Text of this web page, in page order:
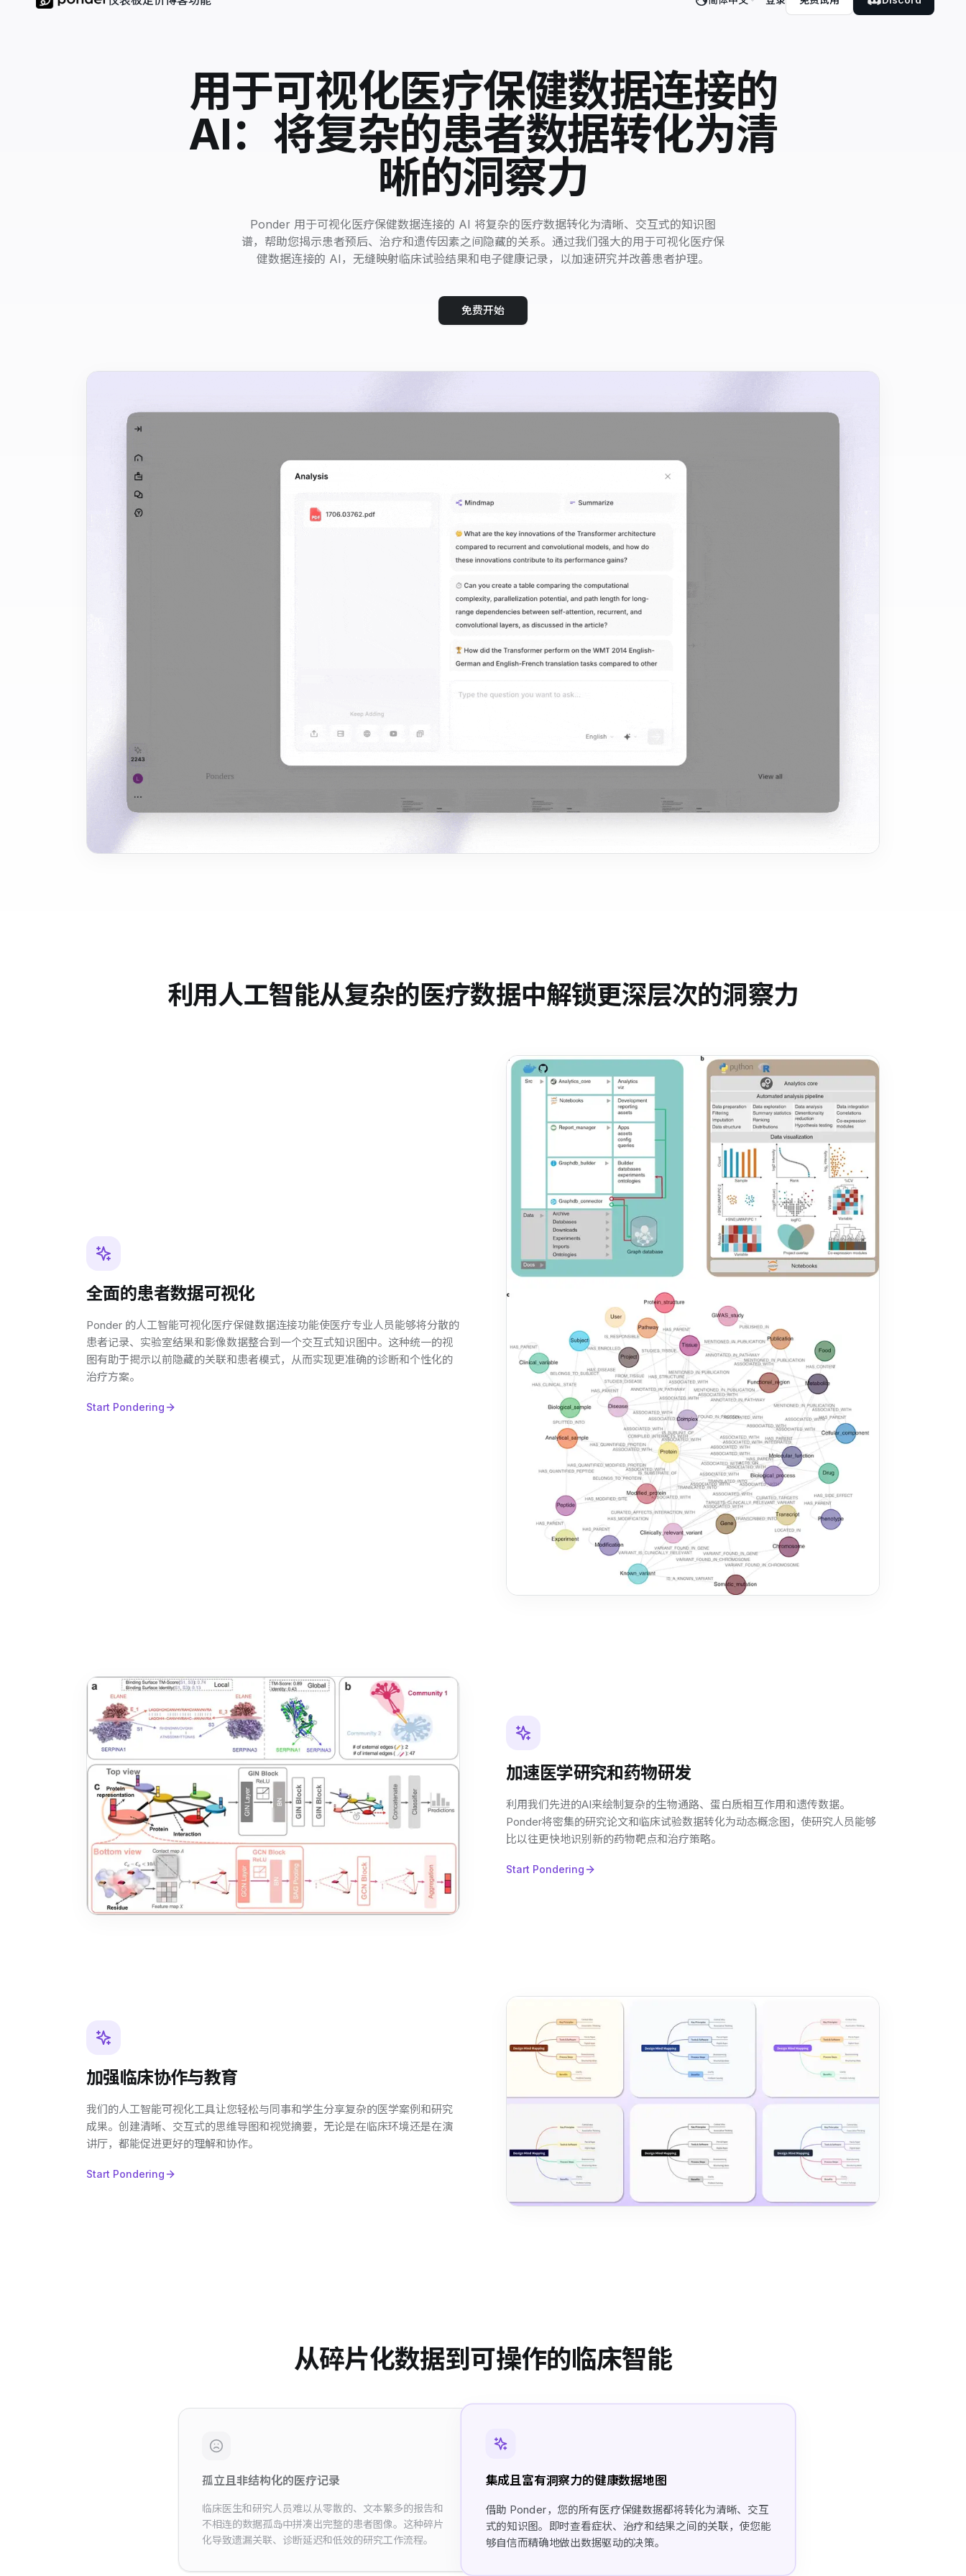
用于可视化医疗保健数据连接的
AI：将复杂的患者数据转化为清
晰的洞察力
Ponder 用于可视化医疗保健数据连接的 AI 将复杂的医疗数据转化为清晰、交互式的知识图
谱，帮助您揭示患者预后、治疗和遗传因素之间隐藏的关系。通过我们强大的用于可视化医疗保
健数据连接的 AI，无缝映射临床试验结果和电子健康记录，以加速研究并改善患者护理。
免费开始
利用人工智能从复杂的医疗数据中解锁更深层次的洞察力
全面的患者数据可视化
Ponder 的人工智能可视化医疗保健数据连接功能使医疗专业人员能够将分散的
患者记录、实验室结果和影像数据整合到一个交互式知识图中。这种统一的视
图有助于揭示以前隐藏的关联和患者模式，从而实现更准确的诊断和个性化的
治疗方案。
Start Pondering
加速医学研究和药物研发
利用我们先进的AI来绘制复杂的生物通路、蛋白质相互作用和遗传数据。
Ponder将密集的研究论文和临床试验数据转化为动态概念图，使研究人员能够
比以往更快地识别新的药物靶点和治疗策略。
Start Pondering
加强临床协作与教育
我们的人工智能可视化工具让您轻松与同事和学生分享复杂的医学案例和研究
成果。创建清晰、交互式的思维导图和视觉摘要，无论是在临床环境还是在演
讲厅，都能促进更好的理解和协作。
Start Pondering
从碎片化数据到可操作的临床智能
孤立且非结构化的医疗记录
临床医生和研究人员难以从零散的、文本繁多的报告和
不相连的数据孤岛中拼凑出完整的患者图像。这种碎片
化导致遗漏关联、诊断延迟和低效的研究工作流程。
集成且富有洞察力的健康数据地图
借助 Ponder，您的所有医疗保健数据都将转化为清晰、交互
式的知识图。即时查看症状、治疗和结果之间的关联，使您能
够自信而精确地做出数据驱动的决策。